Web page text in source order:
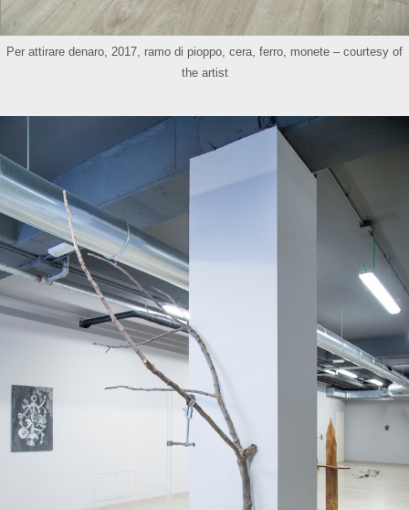
Per attirare denaro, 2017, ramo di pioppo, cera, ferro, monete – courtesy of
the artist